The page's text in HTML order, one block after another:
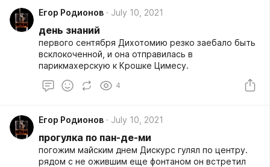
Егор Родионов July 10, 2021
день знаний
первого сентября Дихотомию резко заебало быть
всклокоченной, и она отправилась в
парикмахерскую к Крошке Цимесу.
4
Егор Родионов July 10, 2021
прогулка по пан-де-ми
погожим майским днем Дискурс гулял по центру.
рядом с не ожившим еще фонтаном он встретил